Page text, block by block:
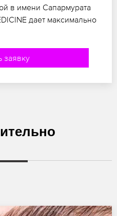
в имени Сапармурата
дает максимально
заявку